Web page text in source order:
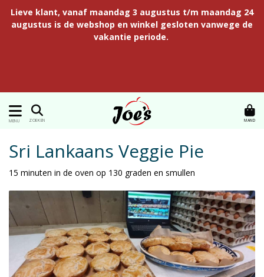
Lieve klant, vanaf maandag 3 augustus t/m maandag 24
augustus is de webshop en winkel gesloten vanwege de
vakantie periode.
MENU ZOEKEN MAND
Sri Lankaans Veggie Pie
15 minuten in de oven op 130 graden en smullen